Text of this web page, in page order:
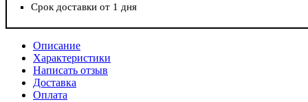
Срок доставки от 1 дня
Описание
Характеристики
Написать отзыв
Доставка
Оплата